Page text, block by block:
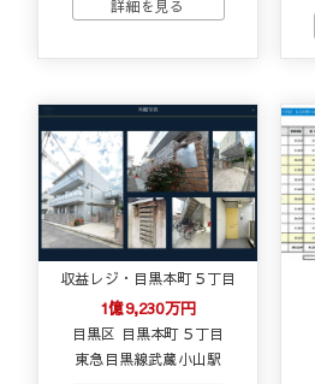
収益レジ・目黒本町５丁目
1億9,230万円
目黒区 目黒本町５丁目
東急目黒線武蔵小山駅